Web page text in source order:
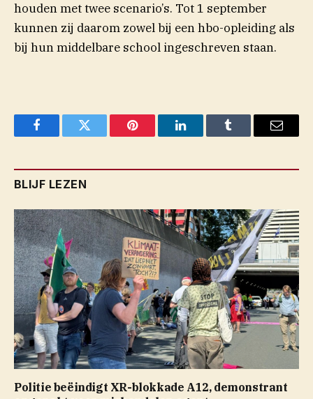
houden met twee scenario’s. Tot 1 september
kunnen zij daarom zowel bij een hbo-opleiding als
bij hun middelbare school ingeschreven staan.
FacebookTwitter Pinterest LinkedInTumblr Email
BLIJF LEZEN
Politie beëindigt XR-blokkade A12, demonstrant